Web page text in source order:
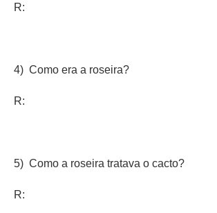
R:
4) Como era a roseira?
R:
5) Como a roseira tratava o cacto?
R: